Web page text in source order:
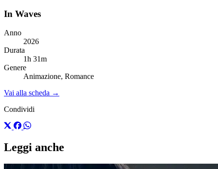
In Waves
Anno
2026
Durata
1h 31m
Genere
Animazione, Romance
Vai alla scheda →
Condividi
Leggi anche